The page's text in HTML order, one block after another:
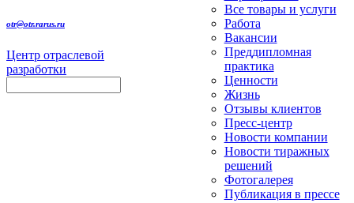
otr@otr.rarus.ru
Центр отраслевой
разработки
Все товары и услуги
Работа
Вакансии
Преддипломная
практика
Ценности
Жизнь
Отзывы клиентов
Пресс-центр
Новости компании
Новости тиражных
решений
Фотогалерея
Публикация в прессе